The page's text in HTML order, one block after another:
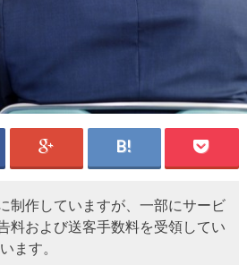
制作していますが、一部にサービ
料および送客手数料を受領してい
ます。